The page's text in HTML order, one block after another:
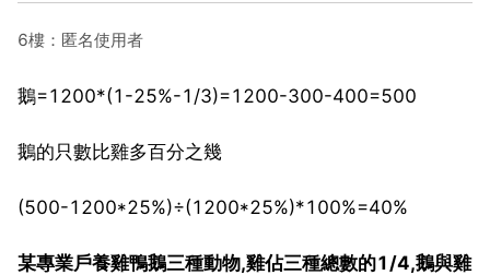
6樓：匿名使用者
鵝=1200*(1-25%-1/3)=1200-300-400=500
鵝的只數比雞多百分之幾
(500-1200*25%)÷(1200*25%)*100%=40%
某專業戶養雞鴨鵝三種動物,雞佔三種總數的1/4,鵝與雞